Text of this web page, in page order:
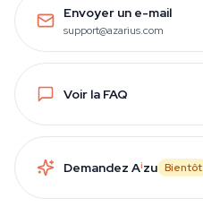
Envoyer un e-mail
support@azarius.com
Voir la FAQ
Demandez Aizu Bientôt